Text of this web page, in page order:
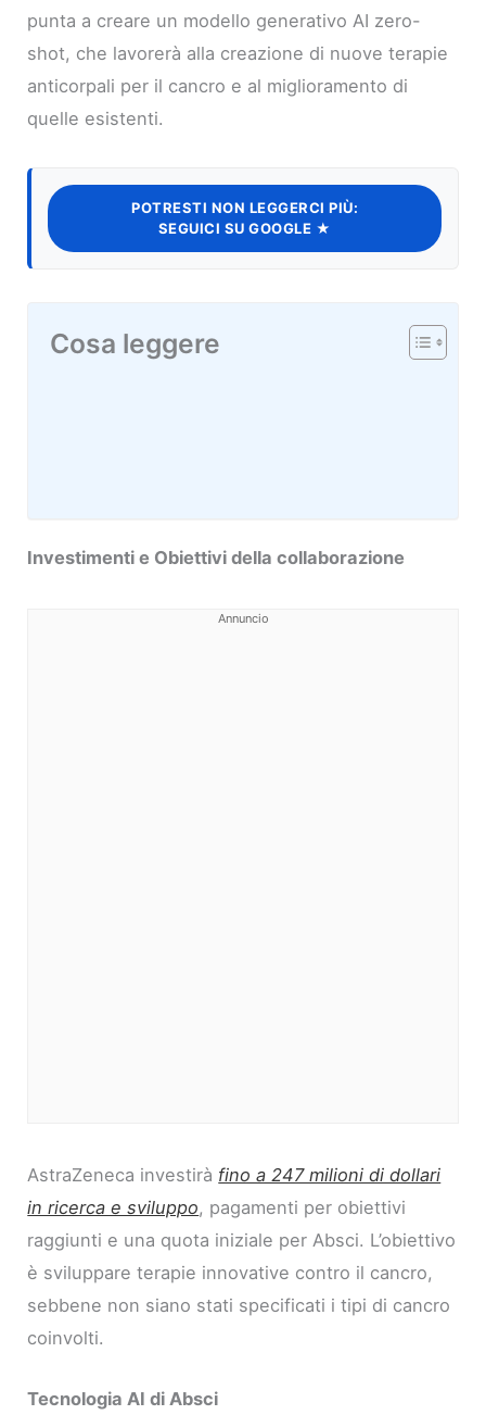
punta a creare un modello generativo AI zero-
shot, che lavorerà alla creazione di nuove terapie
anticorpali per il cancro e al miglioramento di
quelle esistenti.
POTRESTI NON LEGGERCI PIÙ:
SEGUICI SU GOOGLE ★
Cosa leggere
Investimenti e Obiettivi della collaborazione
Annuncio
AstraZeneca investirà fino a 247 milioni di dollari
in ricerca e sviluppo, pagamenti per obiettivi
raggiunti e una quota iniziale per Absci. L’obiettivo
è sviluppare terapie innovative contro il cancro,
sebbene non siano stati specificati i tipi di cancro
coinvolti.
Tecnologia AI di Absci